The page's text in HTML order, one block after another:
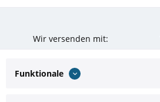
Wir versenden mit:
Funktionale